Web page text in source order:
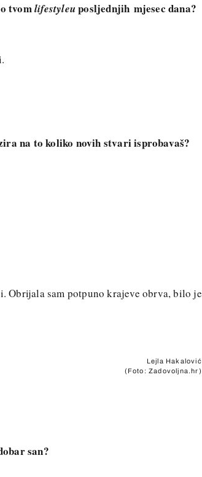
tvomlifestyleuposljednjih mjesec dana?
na to koliko novih stvari isprobavaš?
Obrijala sam potpuno krajeve obrva, bilo je
Lejla Hakalović
(Foto: Zadovoljna.hr)
san?